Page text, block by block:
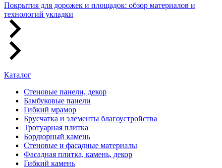
Покрытия для дорожек и площадок: обзор материалов и
технологий укладки
Каталог
Стеновые панели, декор
Бамбуковые панели
Гибкий мрамор
Брусчатка и элементы благоустройства
Тротуарная плитка
Бордюрный камень
Стеновые и фасадные материалы
Фасадная плитка, камень, декор
Гибкий камень